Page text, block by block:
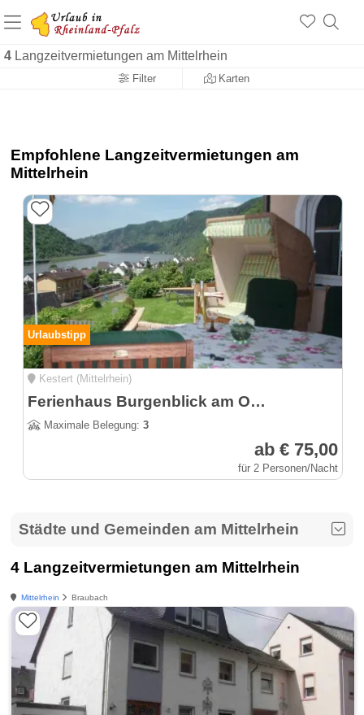
4 Langzeitvermietungen am Mittelrhein
Filter Karten
+1.500 Unterkünfte in Rheinland-Pfalz
+1.000 Sehenswürdigkeiten
Empfohlene Langzeitvermietungen am
Mittelrhein
Urlaubstipp
Kestert (Mittelrhein)
Ferienhaus Burgenblick am Oberen Mittelrheintal - Panoramablick
Maximale Belegung: 3
ab € 75,00
für 2 Personen/Nacht
Städte und Gemeinden am Mittelrhein
4 Langzeitvermietungen am Mittelrhein
Mittelrhein Braubach